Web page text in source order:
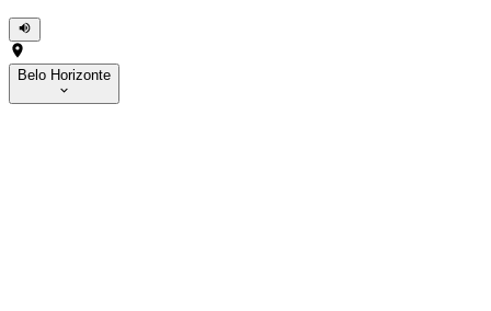
Belo Horizonte